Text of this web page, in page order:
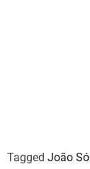
Tagged João Só